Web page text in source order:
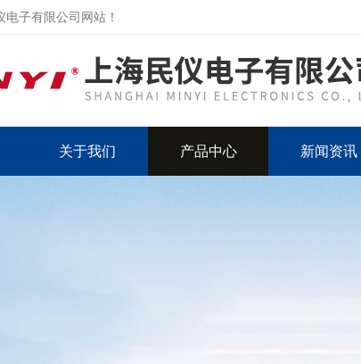
子有限公司网站！
关于我们 产品中心 新闻资讯